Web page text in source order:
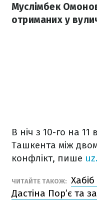
Муслімбек
отриманих у
В ніч з 10-го на
Ташкента між
конфлікт, пише
ЧИТАЙТЕ ТАКОЖ:
Дастіна Пор’є та